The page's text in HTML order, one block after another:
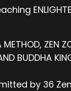
ZEN
BUDDHA
by 36